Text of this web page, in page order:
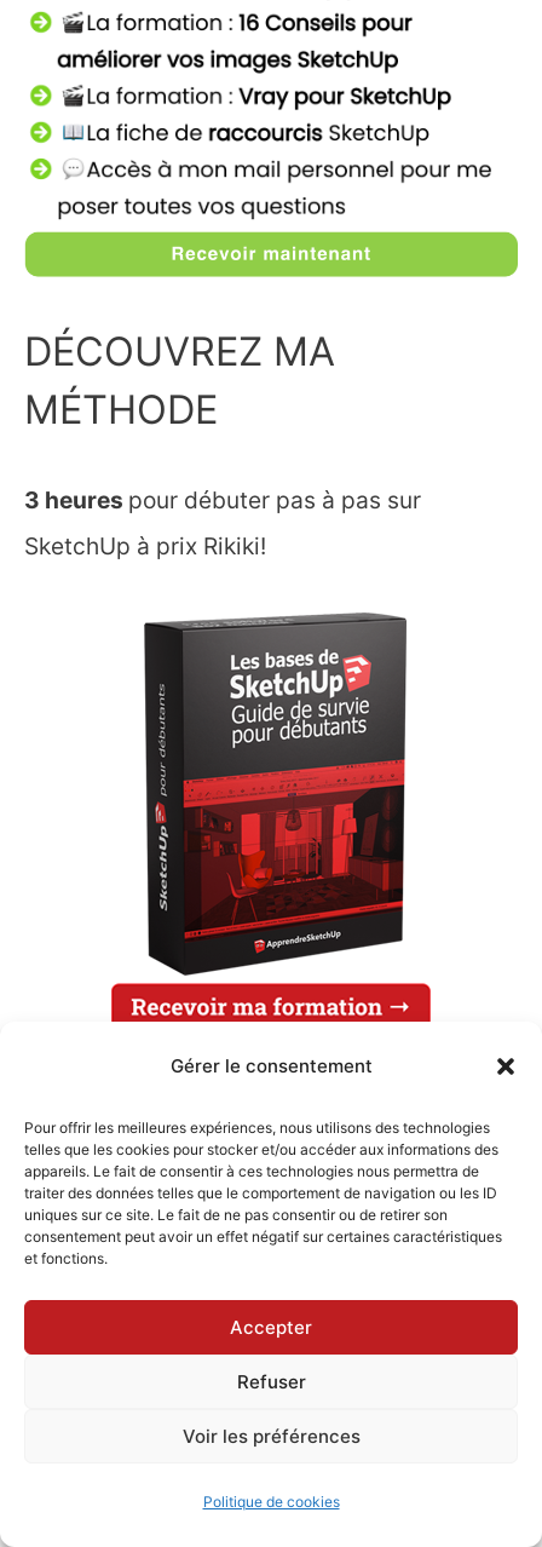
Gérer le consentement
Pour offrir les meilleures expériences, nous utilisons des technologies
telles que les cookies pour stocker et/ou accéder aux informations des
appareils. Le fait de consentir à ces technologies nous permettra de
traiter des données telles que le comportement de navigation ou les ID
uniques sur ce site. Le fait de ne pas consentir ou de retirer son
consentement peut avoir un effet négatif sur certaines caractéristiques
et fonctions.
Accepter
Refuser
Voir les préférences
Politique de cookies
DÉCOUVREZ MA
MÉTHODE
3 heures pour débuter pas à pas sur
SketchUp à prix Rikiki!
NOS FORMATIONS